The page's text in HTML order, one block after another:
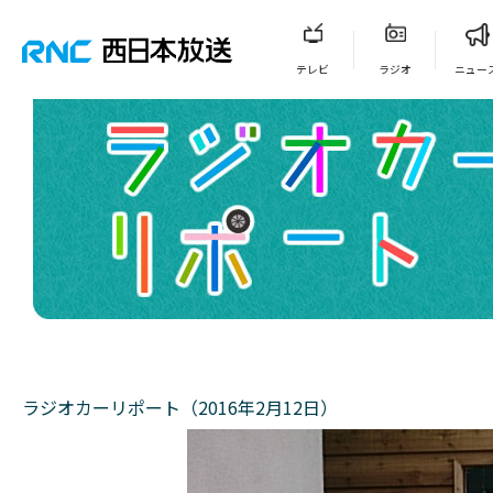
テレビ ラジオ ニュー
ラジオカーリポート（2016年2月12日）